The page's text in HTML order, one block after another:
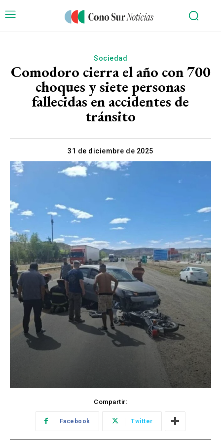
Sociedad
Comodoro cierra el año con 700
choques y siete personas
fallecidas en accidentes de
tránsito
31 de diciembre de 2025
Compartir:
Facebook Twitter